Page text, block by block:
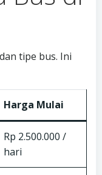
tipe bus. Ini
Harga Mulai
Rp 2.500.000 /
hari